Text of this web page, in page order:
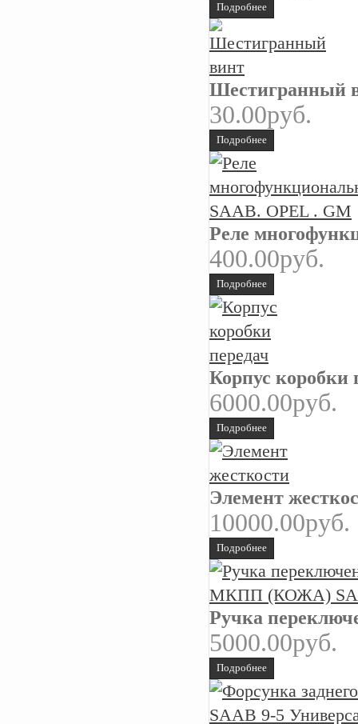
Подробнее
Шестигранный
30.00руб.
Подробнее
Реле
400.00руб.
Подробнее
Корпус коробки
6000.00руб.
Подробнее
Элемент
10000.00руб.
Подробнее
Ручка
5000.00руб.
Подробнее